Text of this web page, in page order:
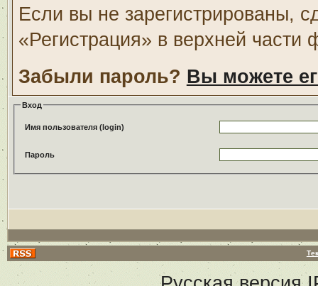
Если вы не зарегистрированы,
«Регистрация» в верхней части
Забыли пароль? Вы можете
Вход
Имя пользователя (login)
Пароль